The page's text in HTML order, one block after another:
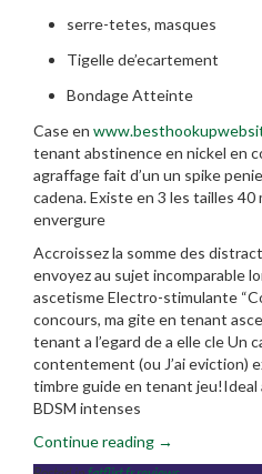
serre-tetes, masques
Tigelle de’ecartement
Bondage Atteinte
Case en
tenant abstinence en nickel en
agraffage fait d’un un spike
cadena. Existe en 3 les tailles 40
envergure
Accroissez la somme des
envoyez au sujet incomparable
ascetisme Electro-stimulante
concours, ma gite en tenant
tenant a l’egard de a elle cle Un
contentement (ou J’ai eviction)
timbre guide en tenant jeu!Ideal
BDSM intenses
Continue reading “Augmentez
la
→